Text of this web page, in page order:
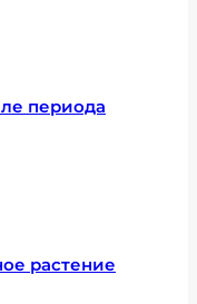
периода
растение